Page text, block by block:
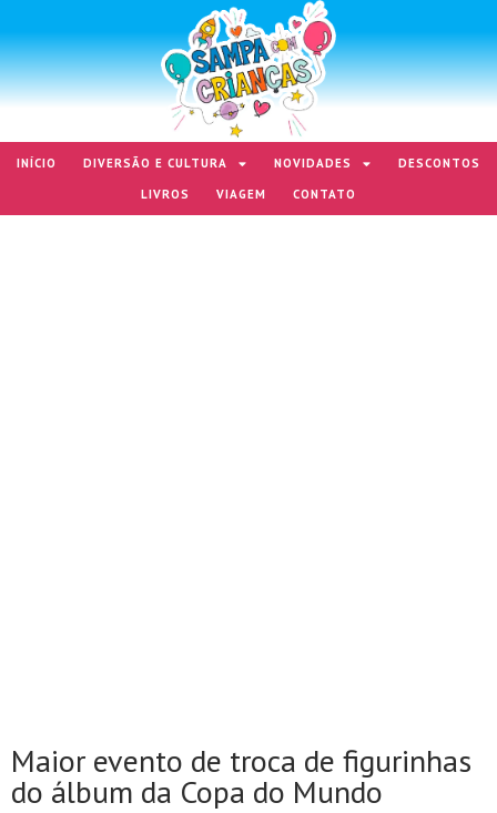
INÍCIO DIVERSÃO E CULTURA NOVIDADES
DESCONTOS
LIVROS
VIAGEM CONTATO
Maior evento de troca de figurinhas
do álbum da Copa do Mundo